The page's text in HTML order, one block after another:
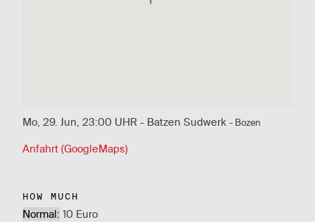
Mo, 29. Jun, 23:00 UHR - Batzen Sudwerk - Bozen
Anfahrt (GoogleMaps)
HOW MUCH
Normal: 10 Euro